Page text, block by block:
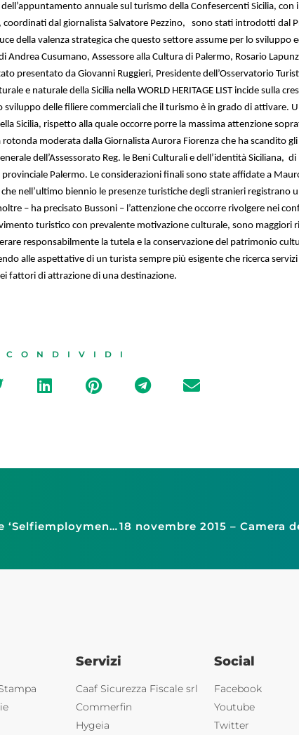
annuale sul turismo della Confesercenti Sicilia, con
coordinati dal giornalista Salvatore Pezzino,
sono stati introdotti dal
della valenza strategica che questo settore assume per lo
Andrea Cusumano, Assessore alla Cultura di Palermo, Rosario
presentato da Giovanni Ruggieri, Presidente dell’Osservatorio
e naturale della Sicilia nella WORLD HERITAGE LIST incide sulla
delle filiere commerciali che il turismo è in grado di attivare.
Sicilia, rispetto alla quale occorre porre la massima attenzione
moderata dalla Giornalista Aurora Fiorenza che ha scandito
dell’Assessorato Reg. le Beni Culturali e dell’identità Siciliana, di
Palermo. Le considerazioni finali sono state affidate a
nell’ultimo biennio le presenze turistiche degli stranieri registrano
– ha precisato Bussoni – l’attenzione che occorre rivolgere nei
turistico con prevalente motivazione culturale, sono maggiori
responsabilmente la tutela e la conservazione del patrimonio
alle aspettative di un turista sempre più esigente che ricerca
fattori di attrazione di una destinazione.
CONDIVIDI
Garanzia giovani, ministero Lavoro -Invitalia: “Nasce ‘Selfiemployment’, fondo autoimpiego
Servizi
Caaf Sicurezza Fiscale srl
Commerfin
Hygeia
Social
Facebook
Youtube
Twitter